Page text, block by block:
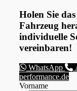
Holen Sie
Fahrzeug
individuelle
vereinbaren!
WhatsApp
performance.de
Vorname